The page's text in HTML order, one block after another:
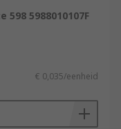
598 5988010107F
€ 0,035/eenheid